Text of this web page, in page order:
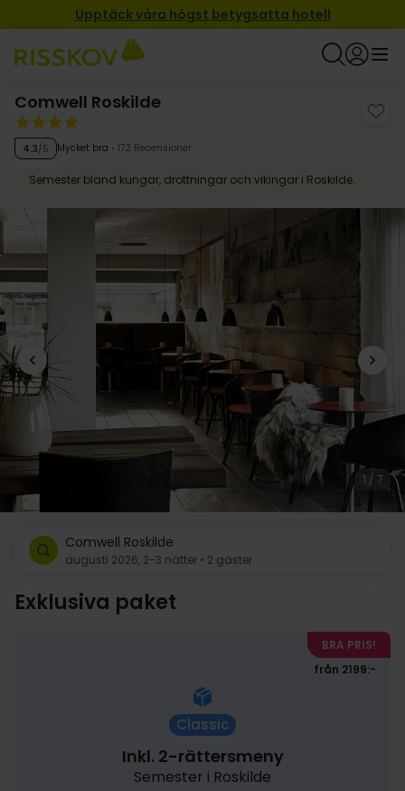
Upptäck våra högst betygsatta hotell
Comwell Roskilde
4.3/5 Mycket bra 172 Recensioner
Semester bland kungar, drottningar och vikingar i Roskilde.
1 / 7
Comwell Roskilde
augusti 2026, 2-3 nätter • 2 gäster
Exklusiva paket
BRA PRIS!
från 2199:-
Classic
Inkl. 2-rättersmeny
Semester i Roskilde